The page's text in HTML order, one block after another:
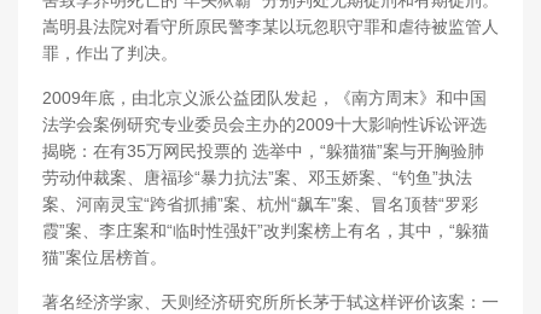
嵩明县法院对看守所原民警李某以玩忽职守罪和虐待被监管人
罪，作出了判决。
2009年底，由北京义派公益团队发起，《南方周末》和中国
法学会案例研究专业委员会主办的2009十大影响性诉讼评选
揭晓：在有35万网民投票的 选举中，“躲猫猫”案与开胸验肺
劳动仲裁案、唐福珍“暴力抗法”案、邓玉娇案、“钓鱼”执法
案、河南灵宝“跨省抓捕”案、杭州“飙车”案、冒名顶替“罗彩
霞”案、李庄案和“临时性强奸”改判案榜上有名，其中，“躲猫
猫”案位居榜首。
著名经济学家、天则经济研究所所长茅于轼这样评价该案：一